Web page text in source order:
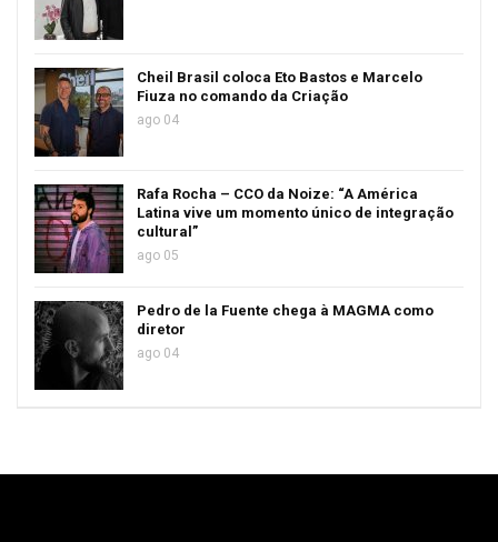
Cheil Brasil coloca Eto Bastos e Marcelo
Fiuza no comando da Criação
ago 04
Rafa Rocha – CCO da Noize: “A América
Latina vive um momento único de integração
cultural”
ago 05
Pedro de la Fuente chega à MAGMA como
diretor
ago 04